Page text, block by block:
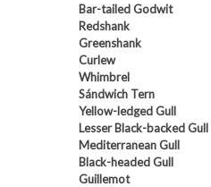
Bar-tailed Godwit
Redshank
Greenshank
Curlew
Whimbrel
Sándwich Tern
Yellow-ledged Gull
Lesser Black-backed Gull
Mediterranean Gull
Black-headed Gull
Guillemot